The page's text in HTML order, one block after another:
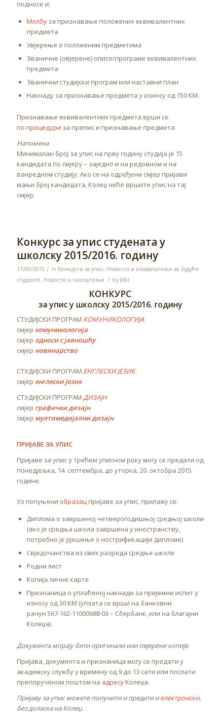
подносе и:
Молбуза признавање положених еквивалентних
предмета
Увјерење о положеним предметима
Званичне (овјерене) описе/програме еквивалентних
предмета
Званични студијски програм или наставни план
Накнаду за признавање предмета у износу од 150 КМ.
Признавање еквивалентних предмета врши се
по процедури за препис и признавање предмета.
Напомена
Минималан број за упис на прву годину студија је 15
кандидата по смјеру – заједно и на редовном и на
ванредном студију. Ако се на одређени смјер пријави
мањи број кандидата, Колеџ неће вршити упис на тај
смјер.
Конкурс за упис студената у
школску 2015/2016. годину
17/09/2015 / in Конкурси за упис, Новости и обавјештења за будуће
студенте, Новости и саопштења / by kfbl
КОНКУРС
за упис у школску 2015/2016. годину
СТУДИЈСКИ ПРОГРАМ КОМУНИКОЛОГИЈА
смјер комуникологија
смјер односи с јавношћу
смјер новинарство
СТУДИЈСКИ ПРОГРАМ ЕНГЛЕСКИ ЈЕЗИК
смјер енглески језик
СТУДИЈСКИ ПРОГРАМ ДИЗАЈН
смјер графички дизајн
смјер мултимедијални дизајн
ПРИЈАВЕ ЗА УПИС
Пријаве за упис у трећем уписном року могу се предати од
понедјељка, 14. септембра, до уторка, 20. октобра 2015.
године.
Уз попуњени образацпријаве за упис, прилажу се:
Диплома о завршеној четверогодишњој средњој школи
(ако је средња школа завршена у иностранству,
потребно је рјешење о нострификацији дипломе)
Свједочанства из свих разреда средње школе
Родни лист
Копија личне карте
Признаница о уплаћеној накнади за пријемни испит у
износу од 30 КМ (уплата се врши на банковни
рачун 567-162-11000688-03 – Сбербанк, или на благајни
Колеџа).
Документа морају бити оригинали или овјерене копије.
Пријава, документа и признаница могу се предати у
академску службу у времену од 9 до 13 сати или послати
препорученом поштом на адресуКолеџа.
Пријаву за упис можете попунити и предати и електронски,
без доласка на Колеџ.